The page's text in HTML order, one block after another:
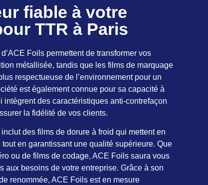
fiable à votre
TTR à Paris
d’ACE Foils permettent de transformer vos
métallisée, tandis que les films de marquage
respectueuse de l’environnement pour un
est également connue pour sa capacité à
intègrent des caractéristiques anti-contrefaçon
la fidélité de vos clients.
des films de dorure à froid qui mettent en
en garantissant une qualité supérieure. Que
ou de films de codage, ACE Foils saura vous
aux besoins de votre entreprise. Grâce à son
renommée, ACE Foils est en mesure